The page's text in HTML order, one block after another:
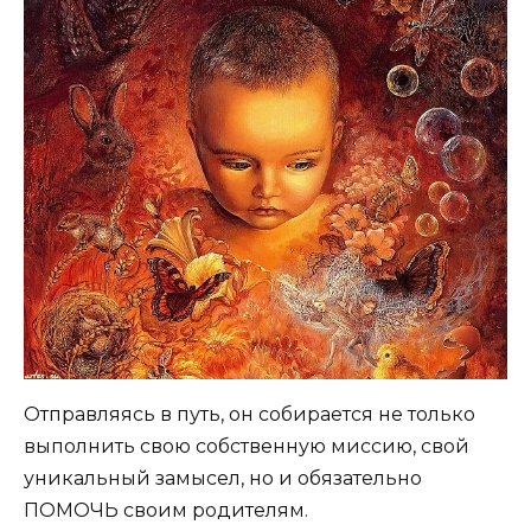
Отправляясь в путь, он собирается не только
выполнить свою собственную миссию, свой
уникальный замысел, но и обязательно
ПОМОЧЬ своим родителям.